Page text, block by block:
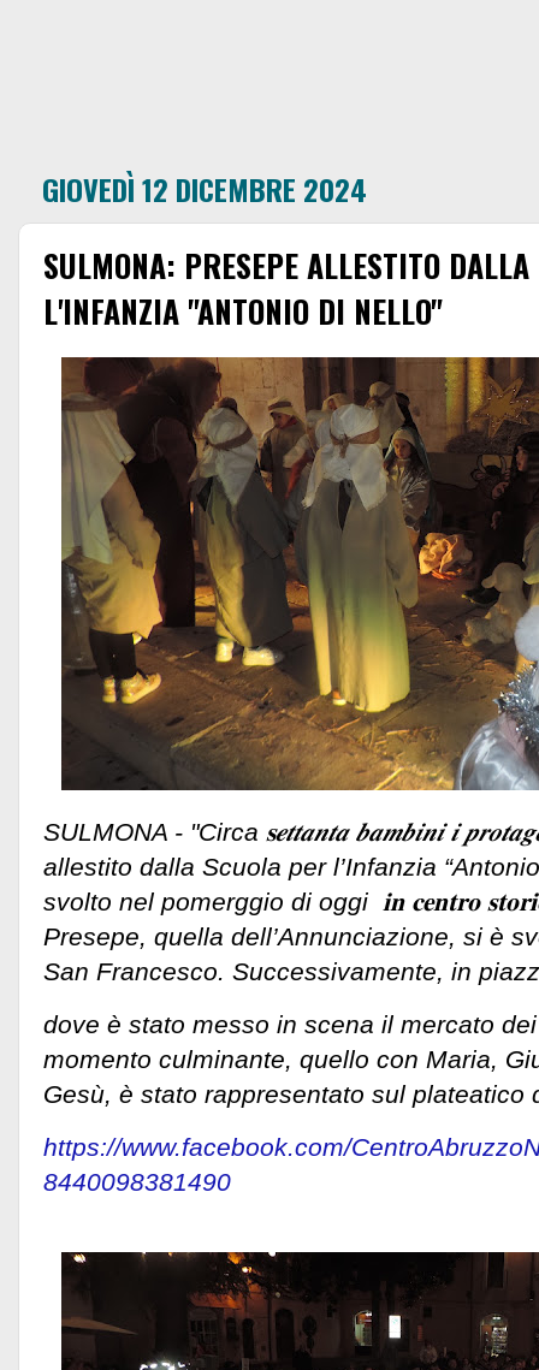
GIOVEDÌ 12 DICEMBRE 2024
SULMONA: PRESEPE ALLESTITO
L'INFANZIA "ANTONIO DI NELLO"
SULMONA - "Circa 𝐬𝒆𝒕𝒕𝒂𝒏𝒕𝒂 𝒃𝒂𝒎𝒃𝒊𝒏𝒊 𝒊
allestito dalla Scuola per l’Infanzia
svolto nel pomerggio di oggi 𝐢𝐧 𝐜𝐞𝐧𝐭𝐫𝐨
Presepe, quella dell’Annunciazione, si è
San Francesco. Successivamente, in
dove è stato messo in scena il mercato
momento culminante, quello con Maria,
Gesù, è stato rappresentato sul
https://www.facebook.com/
8440098381490